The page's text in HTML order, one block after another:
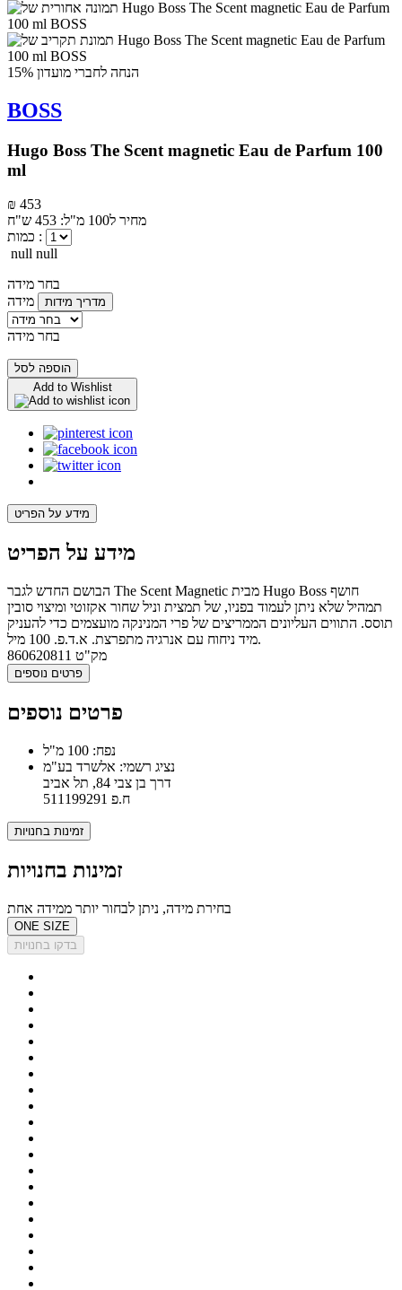
הנחה לחברי מועדון 15%
BOSS
Hugo Boss The Scent magnetic Eau de Parfum 100
ml
₪ 453
מחיר ל100 מ"ל: 453 ש"ח
כמות :
null null
בחר מידה
מידה
מדריך מידות
בחר מידה
הוספה לסל
Add to Wishlist
מידע על הפריט
מידע על הפריט
הבושם החדש לגבר The Scent Magnetic מבית Hugo Boss חושף
תמהיל שלא ניתן לעמוד בפניו, של תמצית וניל שחור אקזוטי ומיצוי סובין
תוסס. התווים העליונים הממריצים של פרי המנינקה מועצמים כדי להעניק
מיד ניחוח עם אנרגיה מתפרצת. א.ד.פ. 100 מיל.
מק"ט 860620811
פרטים נוספים
פרטים נוספים
נפח: 100 מ"ל
נציג רשמי: אלשרד בע"מ
דרך בן צבי 84, תל אביב
ח.פ 511199291
זמינות בחנויות
זמינות בחנויות
בחירת מידה, ניתן לבחור יותר ממידה אחת
ONE SIZE
בדקו בחנויות